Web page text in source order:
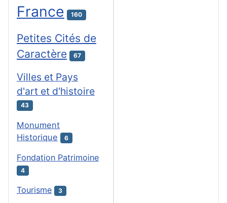
France
160
Petites Cités de
Caractère
67
Villes et Pays
d'art et d'histoire
43
Monument
Historique
6
Fondation Patrimoine
4
Tourisme 3